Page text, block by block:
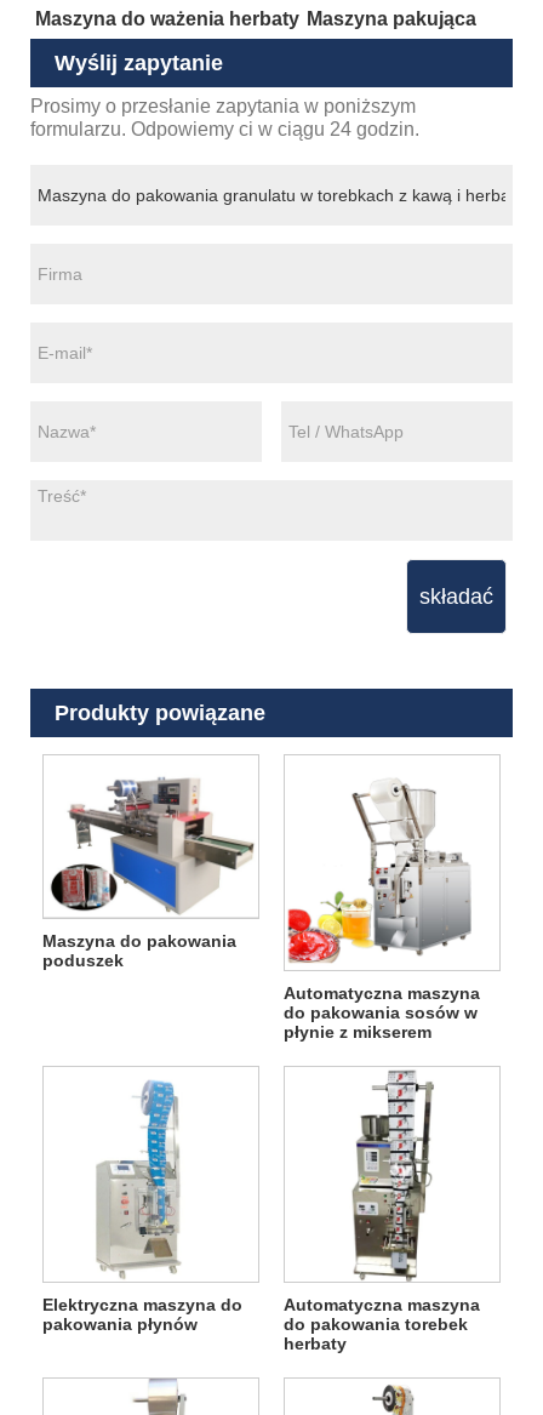
Maszyna do ważenia herbaty Maszyna pakująca
Wyślij zapytanie
Prosimy o przesłanie zapytania w poniższym
formularzu. Odpowiemy ci w ciągu 24 godzin.
składać
Produkty powiązane
Maszyna do pakowania
poduszek
Automatyczna maszyna
do pakowania sosów w
płynie z mikserem
Elektryczna maszyna do
pakowania płynów
Automatyczna maszyna
do pakowania torebek
herbaty